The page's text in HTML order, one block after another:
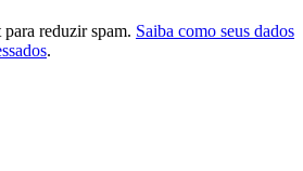
reduzir spam. Saiba como seus dados
.